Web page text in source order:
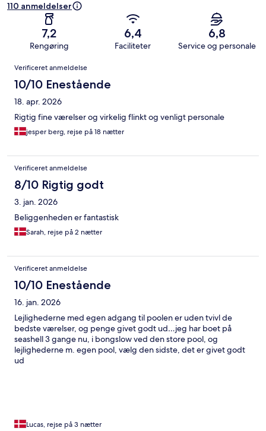
110 anmeldelser
7,2
Rengøring
6,4
Faciliteter
6,8
Service og personale
Anmeldelser
Verificeret anmeldelse
10/10 Enestående
18. apr. 2026
Rigtig fine værelser og virkelig flinkt og venligt personale
jesper berg, rejse på 18 nætter
Verificeret anmeldelse
8/10 Rigtig godt
3. jan. 2026
Beliggenheden er fantastisk
Sarah, rejse på 2 nætter
Verificeret anmeldelse
10/10 Enestående
16. jan. 2026
Lejlighederne med egen adgang til poolen er uden tvivl de
bedste værelser, og penge givet godt ud…jeg har boet på
seashell 3 gange nu, i bongslow ved den store pool, og
lejlighederne m. egen pool, vælg den sidste, det er givet godt
ud
Lucas, rejse på 3 nætter